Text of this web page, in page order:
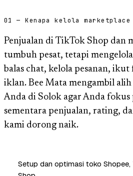
01 — Kenapa kelola marketplace
Penjualan di TikTok Shop dan
tumbuh pesat, tetapi
balas chat, kelola pesanan, ikut
iklan. Bee Mata mengambil
Anda di Solok agar Anda
sementara penjualan, rating,
kami dorong naik.
Setup dan optimasi toko